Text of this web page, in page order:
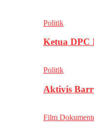
Politik
Ketua DPC
Politik
Aktivis
Film